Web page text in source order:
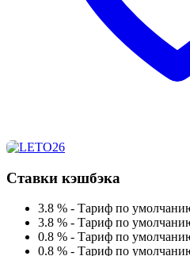
Ставки кэшбэка
3.8 % - Тариф по
3.8 % - Тариф по
0.8 % - Тариф по
0.8 % - Тариф по